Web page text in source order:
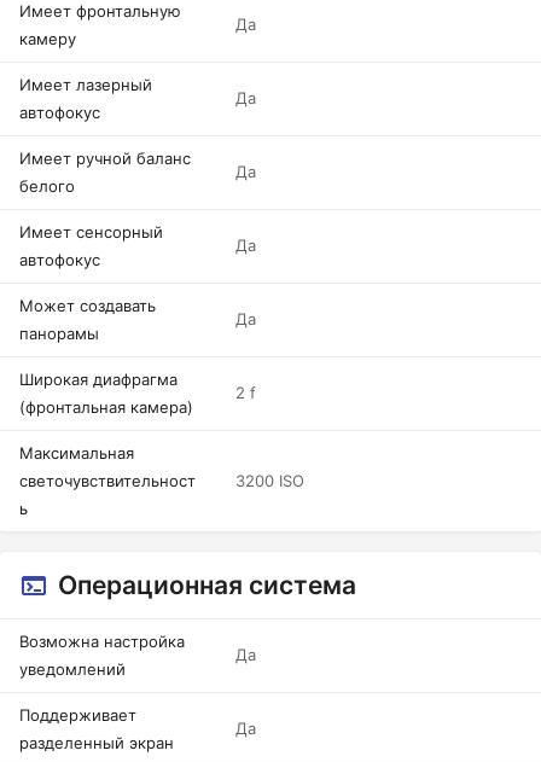
Имеет фронтальную
камеру
Да
Имеет лазерный
автофокус
Да
Имеет ручной баланс
белого
Да
Имеет сенсорный
автофокус
Да
Может создавать
панорамы
Да
Широкая диафрагма
(фронтальная камера)
2 f
Максимальная
светочувствительност
ь
3200 ISO
Операционная система
Возможна настройка
уведомлений
Да
Поддерживает
разделенный экран
Да